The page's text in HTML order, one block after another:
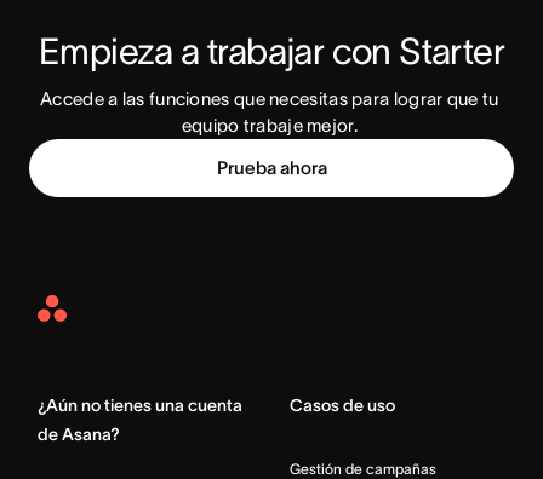
Empieza a trabajar con Starter
Accede a las funciones que necesitas para lograr que tu
equipo trabaje mejor.
Prueba ahora
Asana
¿Aún no tienes una cuenta
de Asana?
Casos de uso
Gestión de campañas